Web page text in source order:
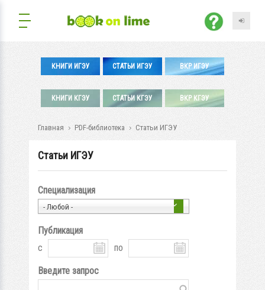
КНИГИ ИГЭУ СТАТЬИ ИГЭУ ВКР ИГЭУ
КНИГИ КГЭУ СТАТЬИ КГЭУ ВКР КГЭУ
Главная PDF-библиотека Статьи ИГЭУ
Статьи ИГЭУ
Специализация
- Любой -
Публикация
с
по
Введите запрос